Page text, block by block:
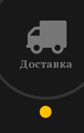
Доставка